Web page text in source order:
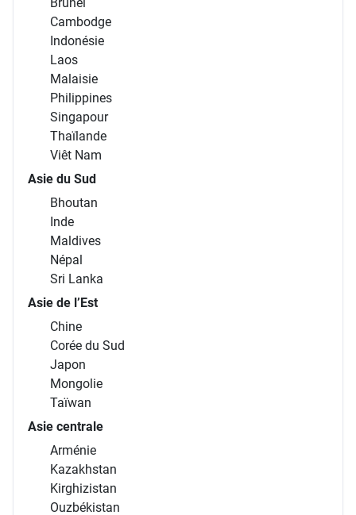
Cambodge
Indonésie
Laos
Malaisie
Philippines
Singapour
Thaïlande
Viêt Nam
Asie du Sud
Bhoutan
Inde
Maldives
Népal
Sri Lanka
Asie de l’Est
Chine
Corée du Sud
Japon
Mongolie
Taïwan
Asie centrale
Arménie
Kazakhstan
Kirghizistan
Ouzbékistan